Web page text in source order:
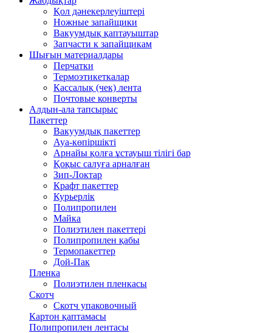
Қол дәнекерлеуіштері
Ножные запайщики
Вакуумдық қаптауыштар
Запчасти к запайщикам
Шығын материалдары
Перчатки
Термоэтикеткалар
Кассалық (чек) лента
Почтовые конверты
Алдын-ала тапсырыс
Пакеттер
Вакуумдық пакеттер
Ауа-көпіршікті
Арнайы қолға ұстауыш тілігі бар
Қоқыс салуға арналған
Зип-Локтар
Крафт пакеттер
Курьерлік
Полипропилен
Майка
Полиэтилен пакеттері
Полипропилен қабы
Термопакеттер
Дой-Пак
Пленка
Полиэтилен пленкасы
Скотч
Скотч упаковочный
Картон қаптамасы
Полипропилен лентасы